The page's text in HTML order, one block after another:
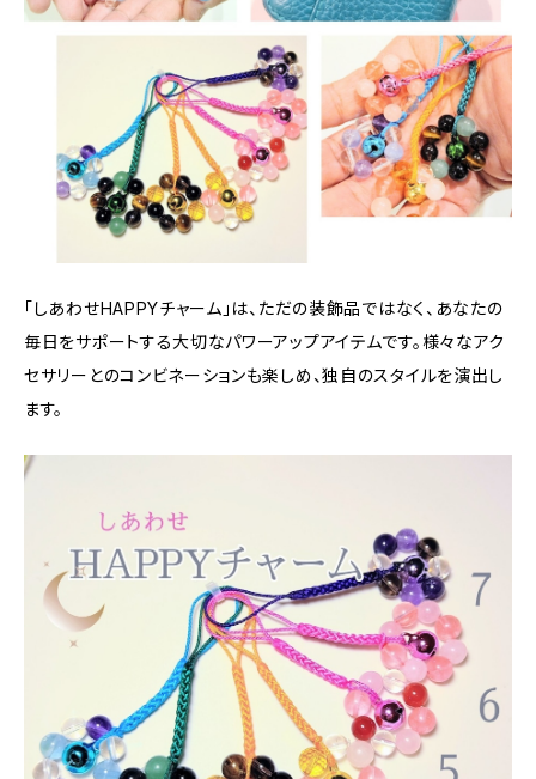
「しあわせHAPPYチャーム」は、ただの装飾品ではなく、あなたの
毎日をサポートする大切なパワーアップアイテムです。様々なアク
セサリーとのコンビネーションも楽しめ、独自のスタイルを演出し
ます。